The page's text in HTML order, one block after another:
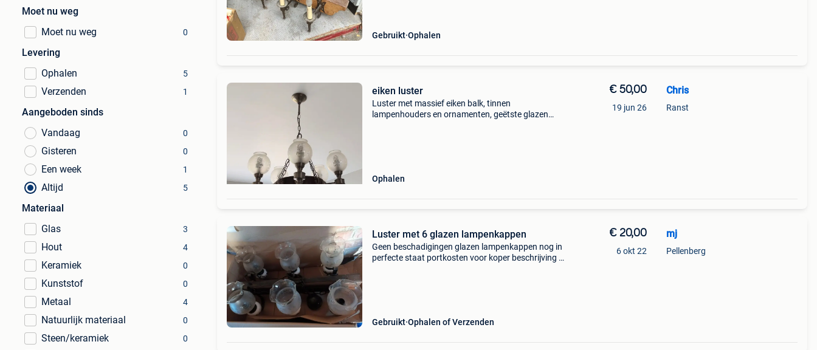
Moet nu weg
Moet nu weg
0
Levering
Ophalen
5
Verzenden 1
Aangeboden sinds
Vandaag
0
Gisteren 0
Een week 1
Altijd 5
Materiaal
Glas
3
Hout 4
Keramiek 0
Kunststof 0
Metaal 4
Natuurlijk materiaal 0
Steen/keramiek 0
Gebruikt Ophalen
eiken luster
Luster met massief eiken balk, tinnen
lampenhouders en ornamenten, geëtste glazen
Ophalen
€ 50,00
19 jun 26
Chris
Ranst
Luster met 6 glazen lampenkappen
Geen beschadigingen glazen lampenkappen nog in
perfecte staat portkosten voor koper beschrijving :
Gebruikt Ophalen of Verzenden
€ 20,00
6 okt 22
mj
Pellenberg